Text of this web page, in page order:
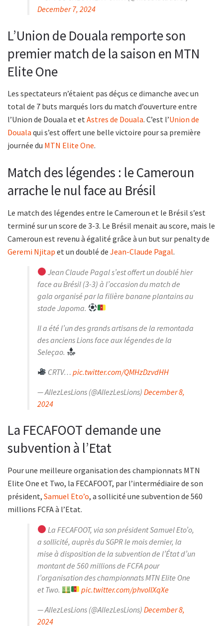
December 7, 2024
L’Union de Douala remporte son
premier match de la saison en MTN
Elite One
Les spectateurs n’étaient pas déçus ce dimanche avec un
total de 7 buts marqués lors du match d’ouverture entre
l’Union de Douala et etAstres de Douala. C’est l’Union de
Douala qui s’est offert une belle victoire pour sa première
journée du MTN Elite One.
Match des légendes : le Cameroun
arrache le nul face au Brésil
Le match des légendes entre le Cameroun et le Brésil s’est
terminé sur un score de 3-3. Le Brésil menait au score, mais le
Cameroun est revenu à égalité grâce à un but sur penalty de
Geremi Njitap et un doublé de Jean-Claude Pagal.
Jean Claude Pagal s’est offert un doublé hier
face au Brésil (3-3) à l’occasion du match de
gala organisé par la filière banane plantains au
stade Japoma.
Il a été l’un des grands artisans de la remontada
des anciens Lions face aux légendes de la
Seleçao.
CRTV…pic.twitter.com/QMHzDzvdHH
— AllezLesLions (@AllezLesLions) December 8,
2024
La FECAFOOT demande une
subvention à l’Etat
Pour une meilleure organisation des championnats MTN
Elite One et Two, la FECAFOOT, par l’intermédiaire de son
président, Samuel Eto’o, a sollicité une subvention de 560
millions FCFA à l’Etat.
La FECAFOOT, via son président Samuel Eto’o,
a sollicité, auprès du SGPR le mois dernier, la
mise à disposition de la subvention de l’État d’un
montant de 560 millions de FCFA pour
l’organisation des championnats MTN Elite One
et Two.
pic.twitter.com/phvoIlXqXe
— AllezLesLions (@AllezLesLions) December 8,
2024